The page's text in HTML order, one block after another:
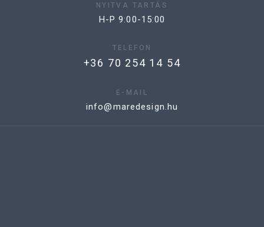
NYITVA TARTÁS
H-P 9:00-15:00
TELEFON
+36 70 254 14 54
E-MAIL
info@maredesign.hu